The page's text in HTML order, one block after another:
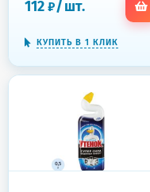
112 ₽/шт.
КУПИТЬ В 1 КЛИК